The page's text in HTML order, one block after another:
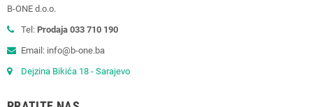
B-ONE d.o.o.
Tel: Prodaja 033 710 190
Email: info@b-one.ba
Dejzina Bikića 18 - Sarajevo